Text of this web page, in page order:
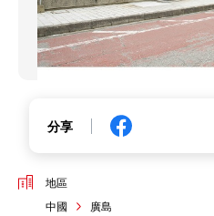
分享
地區
中國
廣島